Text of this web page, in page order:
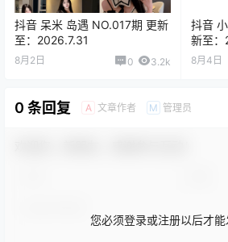
抖音 呆米 岛遇 NO.017期 更新
至：2026.7.31
8月2日 0 3.2k
抖音
新至
8月4日
0 条回复 A 文章作者 M 管理员
您必须登录或注册以后才